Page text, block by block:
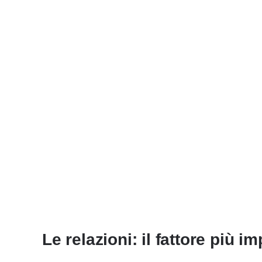
Le relazioni: il fattore più